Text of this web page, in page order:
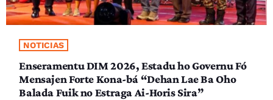
NOTICIAS
Enseramentu DIM 2026, Estadu ho Governu Fó
Mensajen Forte Kona-bá “Dehan Lae Ba Oho
Balada Fuik no Estraga Ai-Horis Sira”